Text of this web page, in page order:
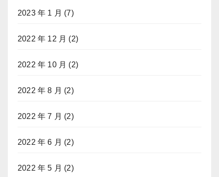
2023 年 1 月 (7)
2022 年 12 月 (2)
2022 年 10 月 (2)
2022 年 8 月 (2)
2022 年 7 月 (2)
2022 年 6 月 (2)
2022 年 5 月 (2)